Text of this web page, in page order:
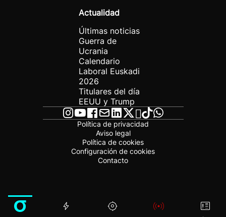
Actualidad
Últimas noticias
Guerra de
Ucrania
Calendario
Laboral Euskadi
2026
Titulares del día
EEUU y Trump
Política de privacidad
Aviso legal
Política de cookies
Configuración de cookies
Contacto